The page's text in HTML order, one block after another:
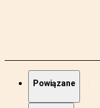
Powiązane